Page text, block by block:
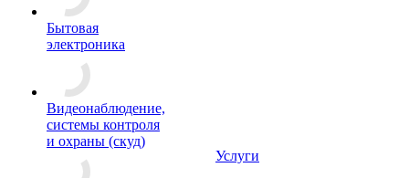
Бытовая
электроника
Видеонаблюдение,
системы контроля
и охраны (скуд)
Услуги